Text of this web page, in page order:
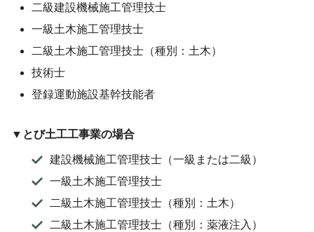
二級建設機械施工管理技士
一級土木施工管理技士
二級土木施工管理技士（種別：土木）
技術士
登録運動施設基幹技能者
▼とび土工工事業の場合
建設機械施工管理技士（一級または二級）
一級土木施工管理技士
二級土木施工管理技士（種別：土木）
二級土木施工管理技士（種別：薬液注入）